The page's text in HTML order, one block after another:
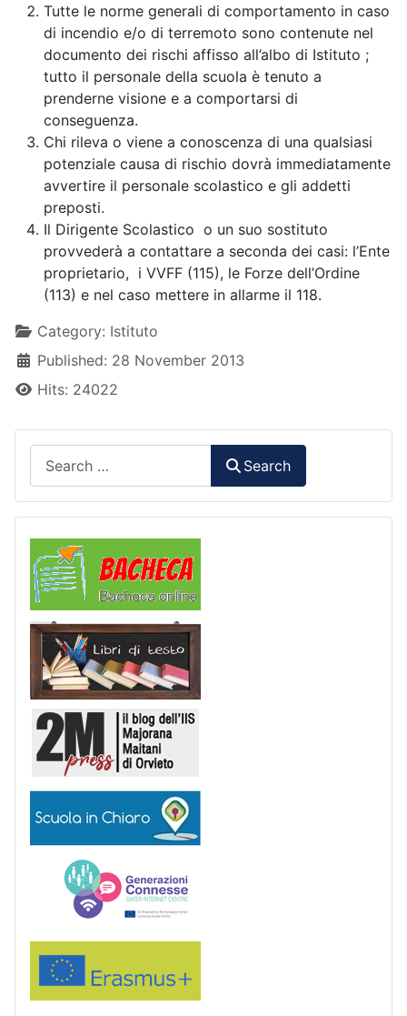
Tutte le norme generali di comportamento in caso
di incendio e/o di terremoto sono contenute nel
documento dei rischi affisso all’albo di Istituto ;
tutto il personale della scuola è tenuto a
prenderne visione e a comportarsi di
conseguenza.
Chi rileva o viene a conoscenza di una qualsiasi
potenziale causa di rischio dovrà immediatamente
avvertire il personale scolastico e gli addetti
preposti.
Il Dirigente Scolastico o un suo sostituto
provvederà a contattare a seconda dei casi: l’Ente
proprietario, i VVFF (115), le Forze dell’Ordine
(113) e nel caso mettere in allarme il 118.
DetailsCategory: Istituto
Published: 28 November 2013
Hits: 24022
Search
Libri di Testo
Scuola in chiaro
Erasmus+